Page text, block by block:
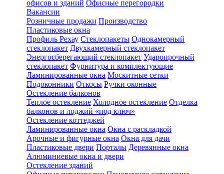
офисов и зданий Офисные перегородки
Вакансии
Розничные продажи Производство
Пластиковые окна
Профиль Рехау Стеклопакеты Однокамерный
стеклопакет Двухкамерный стеклопакет
Энергосберегающий стеклопакет Ударопрочный
стеклопакет Фурнитура и комплектующие
Ламинированные окна Москитные сетки
Подоконники Откосы Ручки оконные
Остекление балконов
Теплое остекление Холодное остекление Отделка
балконов и лоджий «под ключ»
Остекление коттеджей
Ламинированные окна Окна с раскладкой
Арочные и фигурные окна Окна для дачи
Пластиковые двери Порталы Деревянные окна
Алюминиевые окна и двери
Остекление зданий